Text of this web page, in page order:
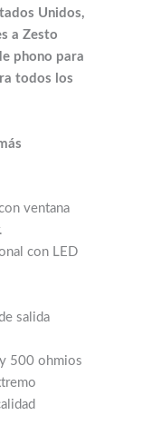
Unidos,
a Zesto
phono para
todos los
ventana
con LED
salida
500 ohmios